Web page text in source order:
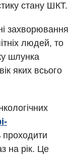
стану ШКТ.
захворювання
людей, то
шлунка
яких всього
на рік. Це